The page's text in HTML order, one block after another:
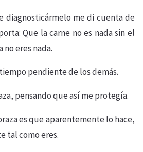
diagnosticármelo me di cuenta de
Que la carne no es nada sin el
no eres nada.
pendiente de los demás.
pensando que así me protegía.
es que aparentemente lo hace,
tal como eres.